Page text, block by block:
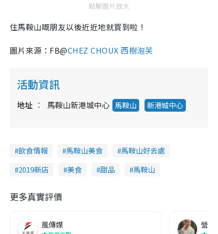
點擊圖片放大
住馬鞍山嘅朋友以後近近地就買到啦！
圖片來源：FB@CHEZ CHOUX 西樹泡芙
活動資訊
地址 馬鞍山新港城中心 馬鞍山 新港城中心
飲食情報 馬鞍山美食
馬鞍山好去處
2019新店
美食 甜品 馬鞍山
更多真實評價
風傳媒 營養